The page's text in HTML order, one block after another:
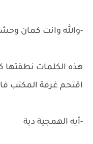
-والله وانت كمان
هذه الكلمات نطقتها
اقتحم غرفة المكتب
-أيه الهمجية دية